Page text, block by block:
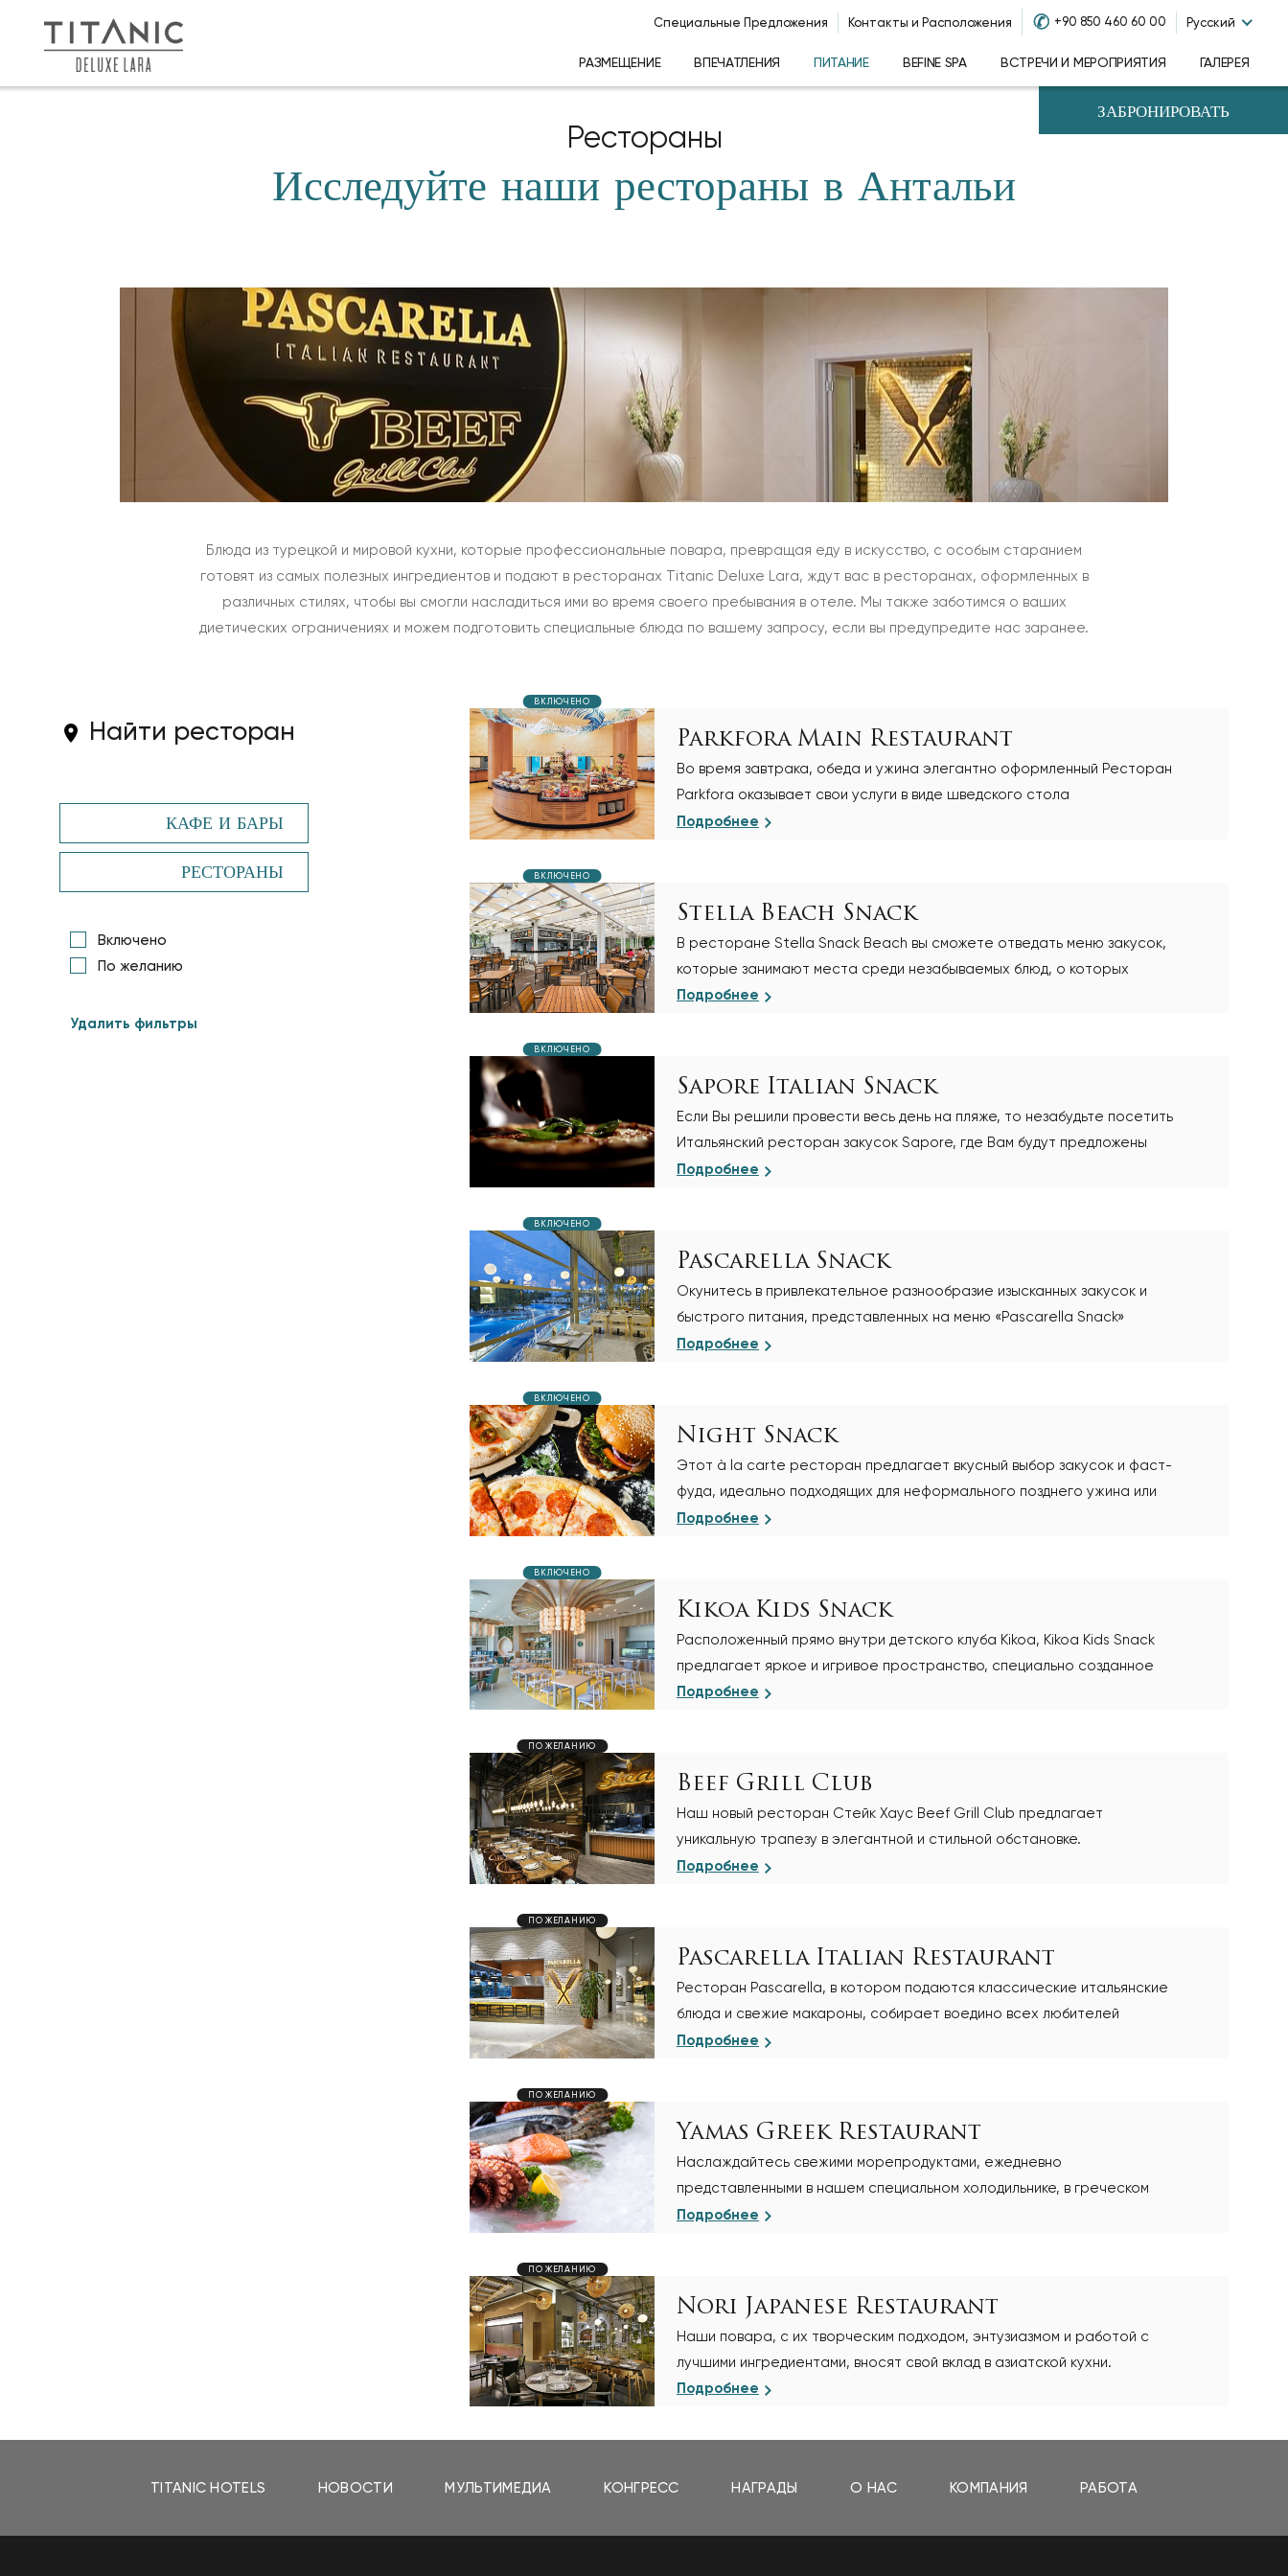
Специальные Предложения Контакты и Расположения ✆ +90 850 460 60 00 Русский
РАЗМЕЩЕНИЕ ВПЕЧАТЛЕНИЯ ПИТАНИЕ BEFINE SPA ВСТРЕЧИ И МЕРОПРИЯТИЯ ГАЛЕРЕЯ
ЗАБРОНИРОВАТЬ
Рестораны
Исследуйте наши рестораны в Антальи
Блюда из турецкой и мировой кухни, которые профессиональные повара, превращая еду в искусство, с особым старанием
готовят из самых полезных ингредиентов и подают в ресторанах Titanic Deluxe Lara, ждут вас в ресторанах, оформленных в
различных стилях, чтобы вы смогли насладиться ими во время своего пребывания в отеле. Мы также заботимся о ваших
диетических ограничениях и можем подготовить специальные блюда по вашему запросу, если вы предупредите нас заранее.
Найти ресторан
КАФЕ И БАРЫ
РЕСТОРАНЫ
Включено
По желанию
Удалить фильтры
ВКЛЮЧЕНО
Parkfora Main Restaurant
Во время завтрака, обеда и ужина элегантно оформленный Ресторан
Parkfora оказывает свои услуги в виде шведского стола
Подробнее
ВКЛЮЧЕНО
Stella Beach Snack
В ресторане Stella Snack Beach вы сможете отведать меню закусок,
которые занимают места среди незабываемых блюд, о которых
много говорят в сети отелей Titanic
Подробнее
ВКЛЮЧЕНО
Sapore Italian Snack
Если Вы решили провести весь день на пляже, то незабудьте посетить
Итальянский ресторан закусок Sapore, где Вам будут предложены
различные закуски и выбор блюд средиземноморской кухни
Подробнее
ВКЛЮЧЕНО
Pascarella Snack
Окунитесь в привлекательное разнообразие изысканных закусок и
быстрого питания, представленных на меню «Pascarella Snack»
Подробнее
ВКЛЮЧЕНО
Night Snack
Этот à la carte ресторан предлагает вкусный выбор закусок и фаст-
фуда, идеально подходящих для неформального позднего ужина или
насыщающего утреннего перекуса
Подробнее
ВКЛЮЧЕНО
Kikoa Kids Snack
Расположенный прямо внутри детского клуба Kikoa, Kikoa Kids Snack
предлагает яркое и игривое пространство, специально созданное
для маленьких гостей
Подробнее
ПО ЖЕЛАНИЮ
Beef Grill Club
Наш новый ресторан Стейк Хаус Beef Grill Club предлагает
уникальную трапезу в элегантной и стильной обстановке.
Подробнее
ПО ЖЕЛАНИЮ
Pascarella Italian Restaurant
Ресторан Pascarella, в котором подаются классические итальянские
блюда и свежие макароны, собирает воедино всех любителей
итальянской кухни
Подробнее
ПО ЖЕЛАНИЮ
Yamas Greek Restaurant
Наслаждайтесь свежими морепродуктами, ежедневно
представленными в нашем специальном холодильнике, в греческом
ресторане Yamas
Подробнее
ПО ЖЕЛАНИЮ
Nori Japanese Restaurant
Наши повара, с их творческим подходом, энтузиазмом и работой с
лучшими ингредиентами, вносят свой вклад в азиатской кухни.
Подробнее
TITANIC HOTELS НОВОСТИ МУЛЬТИМЕДИА КОНГРЕСС НАГРАДЫ О НАС КОМПАНИЯ РАБОТА